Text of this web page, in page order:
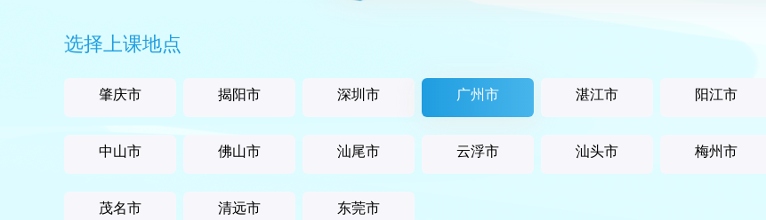
选择上课地点
肇庆市 揭阳市 深圳市 广州市 湛江市 阳江市
中山市 佛山市 汕尾市 云浮市 汕头市 梅州市
茂名市 清远市 东莞市